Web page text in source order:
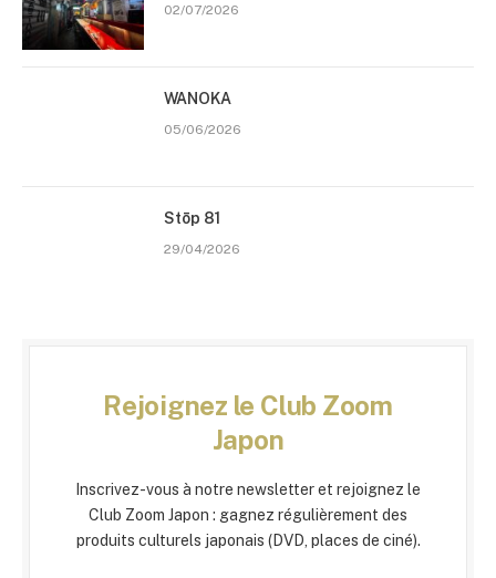
02/07/2026
WANOKA
05/06/2026
Stōp 81
29/04/2026
Rejoignez le Club Zoom
Japon
Inscrivez-vous à notre newsletter et rejoignez le
Club Zoom Japon : gagnez régulièrement des
produits culturels japonais (DVD, places de ciné).